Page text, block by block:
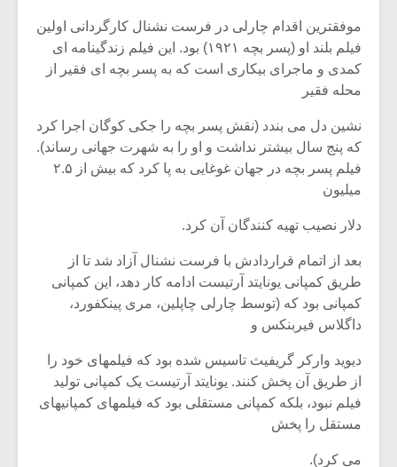
موفقترین اقدام چارلی در فرست نشنال کارگردانی اولین
فیلم بلند او (پسر بچه ۱۹۲۱) بود. این فیلم زندگینامه ای
کمدی و ماجرای بیکاری است که به پسر بچه ای فقیر از
محله فقیر
نشین دل می بندد (نقش پسر بچه را جکی کوگان اجرا کرد
که پنج سال بیشتر نداشت و او را به شهرت جهانی رساند).
فیلم پسر بچه در جهان غوغایی به پا کرد که بیش از ۲.۵
میلیون
دلار نصیب تهیه کنندگان آن کرد.
بعد از اتمام قراردادش با فرست نشنال آزاد شد تا از
طریق کمپانی یونایتد آرتیست ادامه کار دهد، این کمپانی
کمپانی بود که (توسط چارلی چاپلین، مری پینکفورد،
داگلاس فیربنکس و
دیوید وارکر گریفیث تاسیس شده بود که فیلمهای خود را
از طریق آن پخش کنند. یونایتد آرتیست یک کمپانی تولید
فیلم نبود، بلکه کمپانی مستقلی بود که فیلمهای کمپانیهای
مستقل را پخش
می کرد).
میکلوش روژا
یادداشتی بر موسیقی
متن فیلم «متری
اگر نمی توانی
مشهورترین باشی،
برگزار
سکانسی
موسیقی